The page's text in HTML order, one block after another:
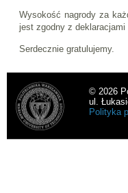
Wysokość nagrody za
jest zgodny z deklaracjami
Serdecznie gratulujemy.
© 2026
ul.
Polityka